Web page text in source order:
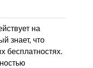
на
знает, что
бесплатностях.